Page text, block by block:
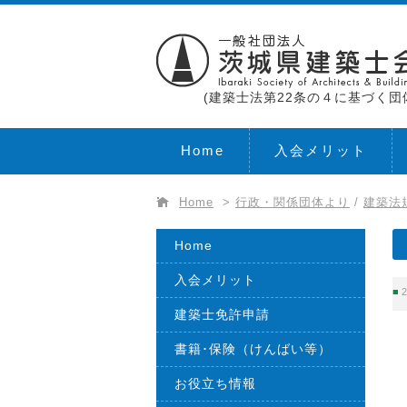
(建築士法第22条の４に基づく団
Home 入会メリット
Home > 行政・関係団体より / 建築法
Home
入会メリット
建築士免許申請
書籍･保険（けんばい等）
お役立ち情報